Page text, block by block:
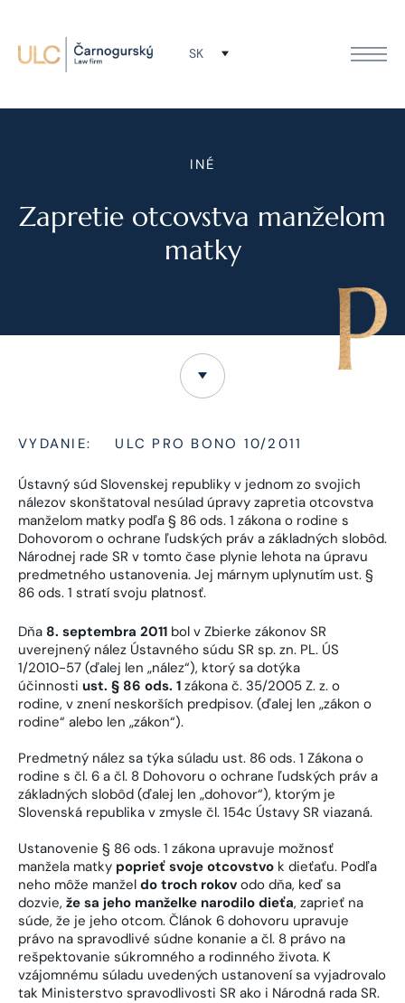
SK
INÉ
Zapretie otcovstva manželom
matky
VYDANIE: ULC PRO BONO 10/2011
Ústavný súd Slovenskej republiky v jednom zo svojich
nálezov skonštatoval nesúlad úpravy zapretia otcovstva
manželom matky podľa § 86 ods. 1 zákona o rodine s
Dohovorom o ochrane ľudských práv a základných slobôd.
Národnej rade SR v tomto čase plynie lehota na úpravu
predmetného ustanovenia. Jej márnym uplynutím ust. §
86 ods. 1 stratí svoju platnosť.
Dňa 8. septembra 2011 bol v Zbierke zákonov SR
uverejnený nález Ústavného súdu SR sp. zn. PL. ÚS
1/2010-57 (ďalej len „nález“), ktorý sa dotýka
účinnosti ust. § 86 ods. 1 zákona č. 35/2005 Z. z. o
rodine, v znení neskorších predpisov. (ďalej len „zákon o
rodine“ alebo len „zákon“).
Predmetný nález sa týka súladu ust. 86 ods. 1 Zákona o
rodine s čl. 6 a čl. 8 Dohovoru o ochrane ľudských práv a
základných slobôd (ďalej len „dohovor“), ktorým je
Slovenská republika v zmysle čl. 154c Ústavy SR viazaná.
Ustanovenie § 86 ods. 1 zákona upravuje možnosť
manžela matky poprieť svoje otcovstvo k dieťaťu. Podľa
neho môže manžel do troch rokov odo dňa, keď sa
dozvie, že sa jeho manželke narodilo dieťa, zaprieť na
súde, že je jeho otcom. Článok 6 dohovoru upravuje
právo na spravodlivé súdne konanie a čl. 8 právo na
rešpektovanie súkromného a rodinného života. K
vzájomnému súladu uvedených ustanovení sa vyjadrovalo
tak Ministerstvo spravodlivosti SR ako i Národná rada SR.